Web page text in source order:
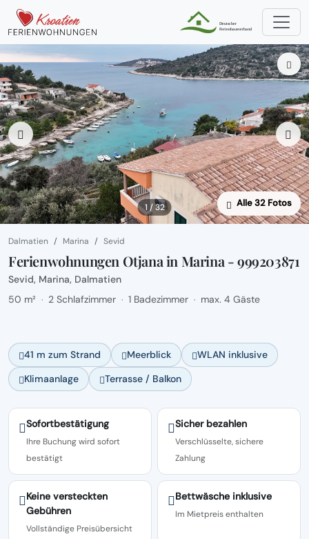
1 / 32 Alle 32 Fotos
Dalmatien Marina Sevid
Ferienwohnungen Otjana in Marina - 999203871
Sevid, Marina, Dalmatien
50 m² · 2 Schlafzimmer · 1 Badezimmer · max. 4 Gäste
41 m zum Strand Meerblick
WLAN inklusive
Klimaanlage
Terrasse / Balkon
Sofortbestätigung
Ihre Buchung wird sofort
bestätigt
Sicher bezahlen
Verschlüsselte, sichere
Zahlung
Keine versteckten
Gebühren
Vollständige Preisübersicht
Bettwäsche inklusive
Im Mietpreis enthalten